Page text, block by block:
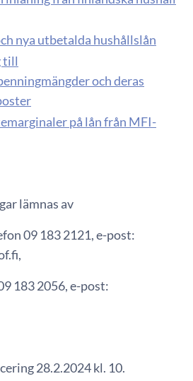
nya utbetalda hushållslån
till
och deras
på lån från MFI-
lämnas av
09 183 2121, e-post:
183 2056, e-post:
28.2.2024 kl. 10.